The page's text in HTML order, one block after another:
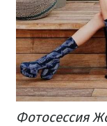
Фотосессия